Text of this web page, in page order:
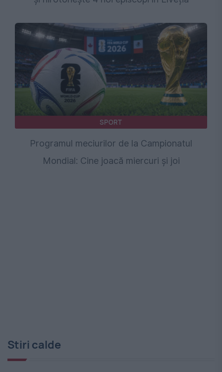
SPORT
Programul meciurilor de la Campionatul
Mondial: Cine joacă miercuri și joi
Stiri calde